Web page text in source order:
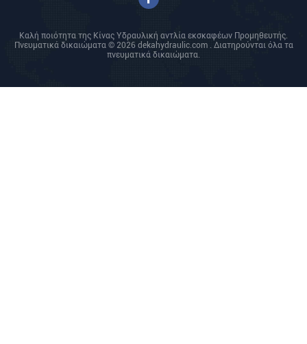
Καλή ποιότητα της Κίνας Υδραυλική αντλία εκσκαφέων Προμηθευτής.
Πνευματικά δικαιώματα © 2026 dekahydraulic.com . Διατηρούνται όλα τα
πνευματικά δικαιώματα.